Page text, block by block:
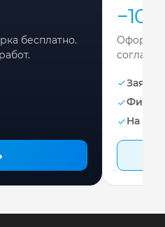
бесплатно.
−10%
Заявка
На